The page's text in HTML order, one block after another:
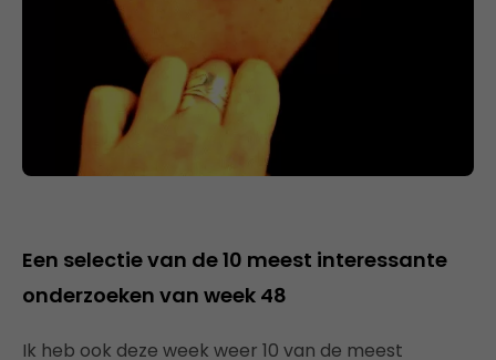
Een selectie van de 10 meest interessante
onderzoeken van week 48
Ik heb ook deze week weer 10 van de meest